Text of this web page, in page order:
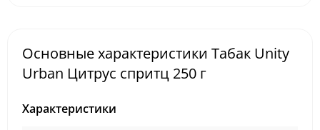
Основные характеристики Табак Unity
Urban Цитрус спритц 250 г
Характеристики